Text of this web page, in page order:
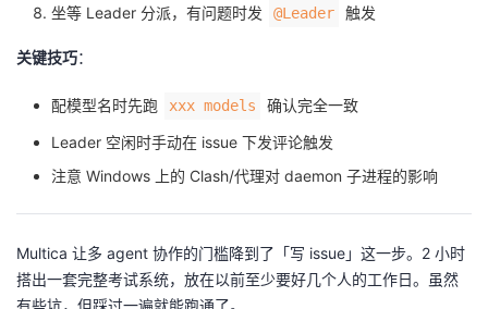
坐等 Leader 分派，有问题时发
@Leader 触发
关键技巧：
配模型名时先跑 xxx models
确认完全一致
Leader 空闲时手动在 issue 下发评论触发
注意 Windows 上的 Clash/代理对 daemon 子进程的影响
Multica 让多 agent 协作的门槛降到了「写 issue」这一步。2 小时
搭出一套完整考试系统，放在以前至少要好几个人的工作日。虽然
有些坑，但踩过一遍就能跑通了。